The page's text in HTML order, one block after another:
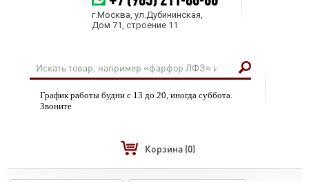
г.Москва, ул.Дубининская,
Дом 71, строение 11
График работы будни с 13 до 20, иногда суббота.
Звоните
Корзина (0)